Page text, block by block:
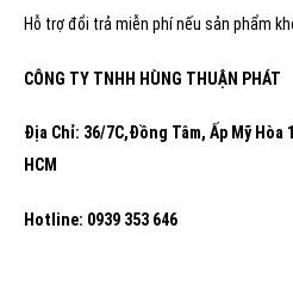
Hỗ trợ đổi trả miễn phí nếu sản phẩm
CÔNG TY TNHH HÙNG THUẬN PHÁT
Địa Chỉ: 36/7C,Đồng Tâm, Ấp Mỹ
HCM
Hotline: 0939 353 646